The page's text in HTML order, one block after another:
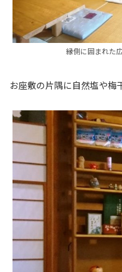
縁側に囲まれた
お座敷の片隅に自然塩や梅